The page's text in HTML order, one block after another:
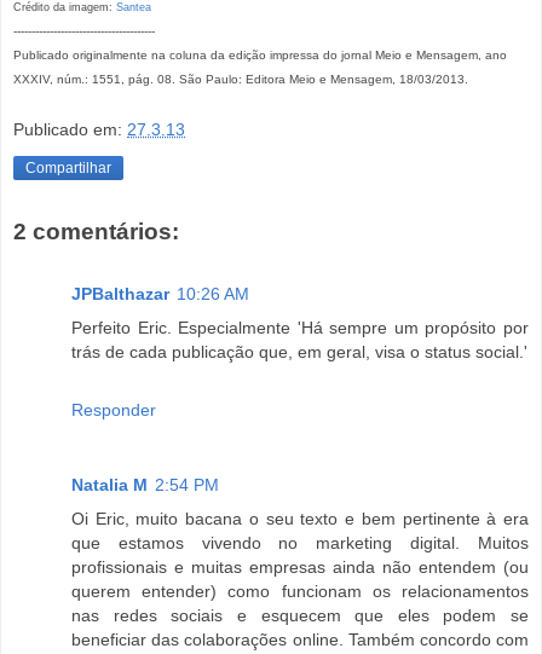
Crédito da imagem: Santea
---------------------------------------
Publicado originalmente na coluna da edição impressa do jornal Meio e Mensagem, ano
XXXIV, núm.: 1551, pág. 08. São Paulo: Editora Meio e Mensagem, 18/03/2013.
Publicado em: 27.3.13
Compartilhar
2 comentários:
JPBalthazar 10:26 AM
Perfeito Eric. Especialmente 'Há sempre um propósito por
trás de cada publicação que, em geral, visa o status social.'
Responder
Natalia M 2:54 PM
Oi Eric, muito bacana o seu texto e bem pertinente à era
que estamos vivendo no marketing digital. Muitos
profissionais e muitas empresas ainda não entendem (ou
querem entender) como funcionam os relacionamentos
nas redes sociais e esquecem que eles podem se
beneficiar das colaborações online. Também concordo com